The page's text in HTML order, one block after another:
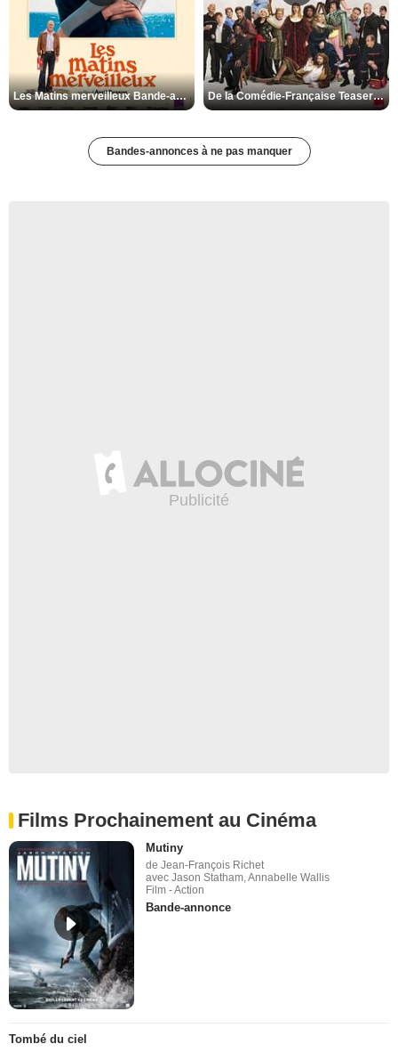
Les Matins merveilleux Bande-annonce VF De la Comédie-Française Teaser VF
Bandes-annonces à ne pas manquer
Films Prochainement au Cinéma
Mutiny
de Jean-François Richet
avec Jason Statham, Annabelle Wallis
Film - Action
Bande-annonce
Tombé du ciel